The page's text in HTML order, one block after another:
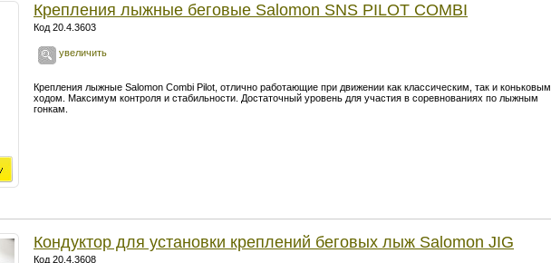
Крепления лыжные беговые Salomon SNS PILOT COMBI
Код 20.4.3603
увеличить
Крепления лыжные Salomon Combi Pilot, отлично работающие при движении как классическим, так и коньковым
ходом. Максимум контроля и стабильности. Достаточный уровень для участия в соревнованиях по лыжным
гонкам.
Кондуктор для установки креплений беговых лыж Salomon JIG
Код 20.4.3608